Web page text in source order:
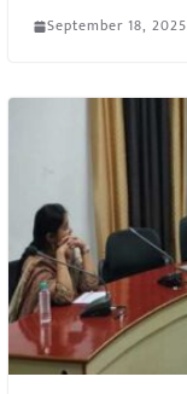
September 18, 2025